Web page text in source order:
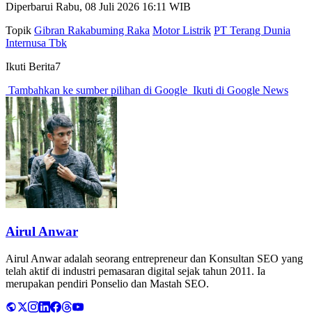
Diperbarui Rabu, 08 Juli 2026 16:11 WIB
Topik Gibran Rakabuming Raka Motor Listrik PT Terang Dunia
Internusa Tbk
Ikuti Berita7
Tambahkan ke sumber pilihan di Google Ikuti di Google News
Airul Anwar
Airul Anwar adalah seorang entrepreneur dan Konsultan SEO yang
telah aktif di industri pemasaran digital sejak tahun 2011. Ia
merupakan pendiri Ponselio dan Mastah SEO.